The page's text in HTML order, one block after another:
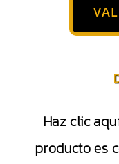
Haz clic
producto es